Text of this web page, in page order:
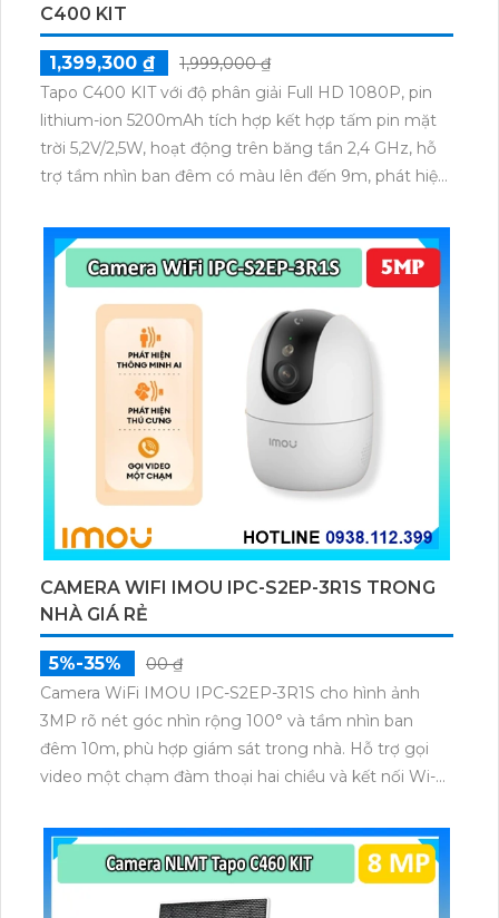
C400 KIT
1,399,300 ₫
1,999,000 ₫
Tapo C400 KIT với độ phân giải Full HD 1080P, pin
lithium-ion 5200mAh tích hợp kết hợp tấm pin mặt
trời 5,2V/2,5W, hoạt động trên băng tần 2,4 GHz, hỗ
trợ tầm nhìn ban đêm có màu lên đến 9m, phát hiện
dữ liệu qua thẻ microSD lên đến 512GB.
CAMERA WIFI IMOU IPC-S2EP-3R1S TRONG
NHÀ GIÁ RẺ
5%-35%
00 ₫
Camera WiFi IMOU IPC-S2EP-3R1S cho hình ảnh
3MP rõ nét góc nhìn rộng 100° và tầm nhìn ban
đêm 10m, phù hợp giám sát trong nhà. Hỗ trợ gọi
video một chạm đàm thoại hai chiều và kết nối Wi-Fi
microSD tối đa 256GB hoặc lưu đám mây dễ lắp đặt
cho gia đình và văn phòng nhỏ.